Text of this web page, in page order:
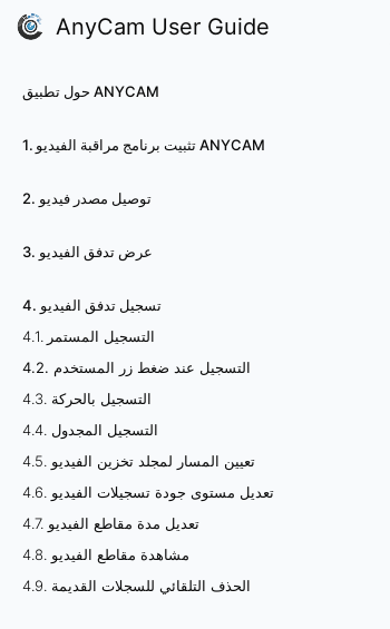
AnyCam User Guide
حول تطبيق ANYCAM
1. تثبيت برنامج مراقبة الفيديو ANYCAM
2. توصيل مصدر فيديو
3. عرض تدفق الفيديو
4. تسجيل تدفق الفيديو
4.1. التسجيل المستمر
4.2. التسجيل عند ضغط زر المستخدم
4.3. التسجيل بالحركة
4.4. التسجيل المجدول
4.5. تعيين المسار لمجلد تخزين الفيديو
4.6. تعديل مستوى جودة تسجيلات الفيديو
4.7. تعديل مدة مقاطع الفيديو
4.8. مشاهدة مقاطع الفيديو
4.9. الحذف التلقائي للسجلات القديمة